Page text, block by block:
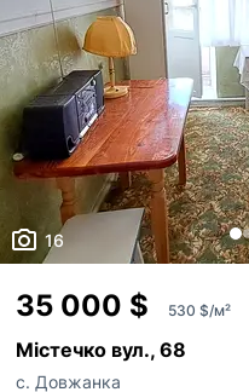
16
35 000 $ 530 $/м²
Містечко вул., 68
с. Довжанка